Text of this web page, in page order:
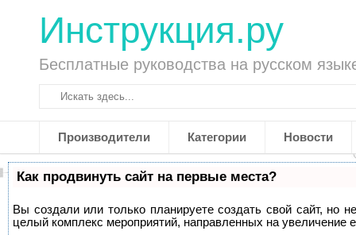
Инструкция.ру
Бесплатные руководства на русском
Производители Категории Новости
Как продвинуть сайт на первые места?
Вы создали или только планируете создать свой сайт, но
целый комплекс мероприятий, направленных на увеличение